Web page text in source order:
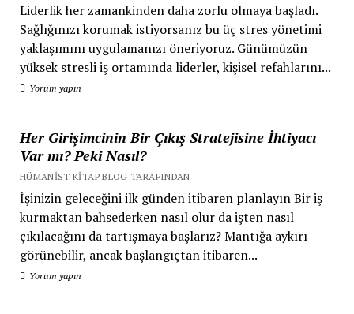
Liderlik her zamankinden daha zorlu olmaya başladı.
Sağlığınızı korumak istiyorsanız bu üç stres yönetimi
yaklaşımını uygulamanızı öneriyoruz. Günümüzün
yüksek stresli iş ortamında liderler, kişisel refahlarını...
Yorum yapın
Her Girişimcinin Bir Çıkış Stratejisine İhtiyacı
Var mı? Peki Nasıl?
HÜMANIST KITAP BLOG TARAFINDAN
İşinizin geleceğini ilk günden itibaren planlayın Bir iş
kurmaktan bahsederken nasıl olur da işten nasıl
çıkılacağını da tartışmaya başlarız? Mantığa aykırı
görünebilir, ancak başlangıçtan itibaren...
Yorum yapın